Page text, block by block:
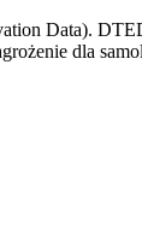
Data).
dla